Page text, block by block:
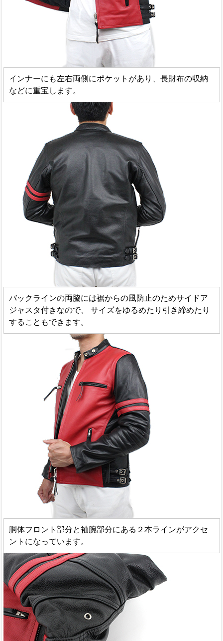
インナーにも左右両側にポケットがあり、長財布の収納
などに重宝します。
バックラインの両脇には裾からの風防止のためサイドア
ジャスタ付きなので、 サイズをゆるめたり引き締めたり
することもできます。
胴体フロント部分と袖腕部分にある２本ラインがアクセ
ントになっています。